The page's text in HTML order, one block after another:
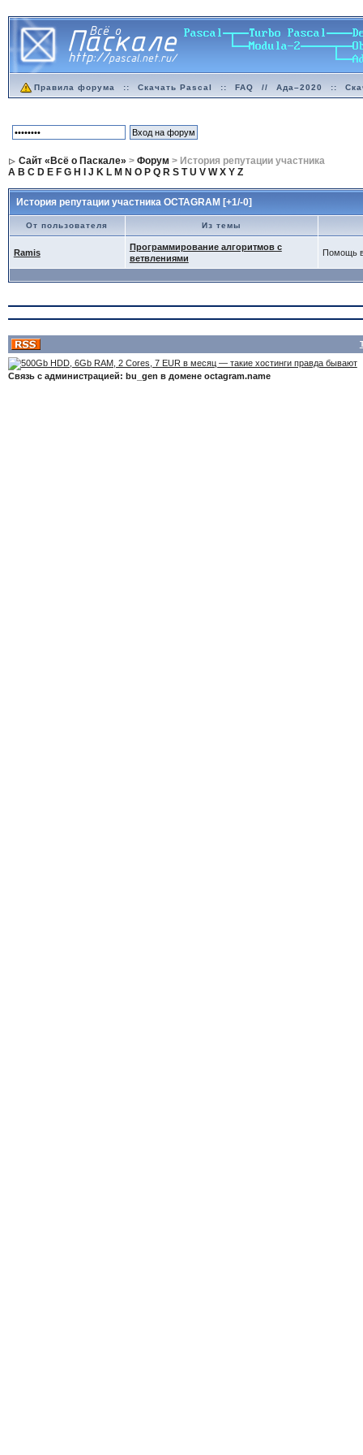
Правила форума :: Скачать Pascal :: FAQ // Ада–2020 ::
Сайт «Всё о Паскале» > Форум > История репутации участника
A B C D E F G H J K L M N O P Q R S T U V W X Y Z
История репутации участника OCTAGRAM [+1/-0]
От пользователя Из темы
Ramis
Программирование алгоритмов с
ветвлениями
Помощь в
Связь с администрацией: bu_gen в домене octagram.name